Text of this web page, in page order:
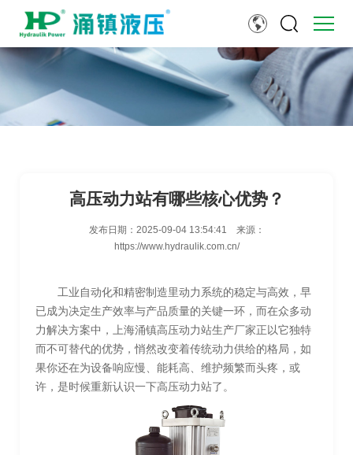
高压动力站有哪些核心优势？
发布日期： 2025-09-04 13:54:41
来源：
https://www.hydraulik.com.cn/
工业自动化和精密制造里动力系统的稳定与高效，早
已成为决定生产效率与产品质量的关键一环，而在众多动
力解决方案中，上海涌镇高压动力站生产厂家正以它独特
而不可替代的优势，悄然改变着传统动力供给的格局，如
果你还在为设备响应慢、能耗高、维护频繁而头疼，或
许，是时候重新认识一下高压动力站了。